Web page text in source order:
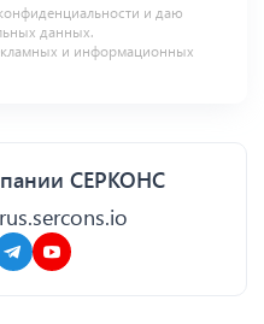
и даю
данных.
и информационных
СЕРКОНС